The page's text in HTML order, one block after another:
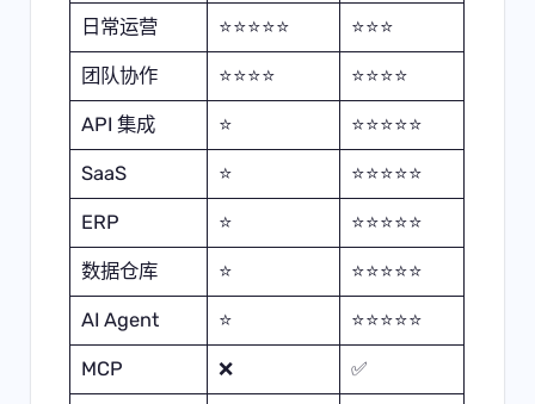
日常运营 ⭐⭐⭐⭐⭐ ⭐⭐⭐
团队协作 ⭐⭐⭐⭐ ⭐⭐⭐⭐
API 集成 ⭐ ⭐⭐⭐⭐⭐
SaaS ⭐ ⭐⭐⭐⭐⭐
ERP ⭐ ⭐⭐⭐⭐⭐
数据仓库 ⭐ ⭐⭐⭐⭐⭐
AI Agent ⭐ ⭐⭐⭐⭐⭐
MCP ❌ ✅